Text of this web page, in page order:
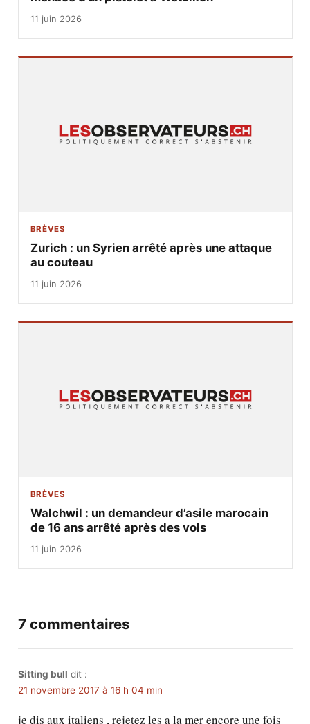
11 juin 2026
BRÈVES
Zurich : un Syrien arrêté après une attaque
au couteau
11 juin 2026
BRÈVES
Walchwil : un demandeur d’asile marocain
de 16 ans arrêté après des vols
11 juin 2026
7 commentaires
Sitting bull dit :
21 novembre 2017 à 16 h 04 min
je dis aux italiens , rejetez les a la mer encore une fois